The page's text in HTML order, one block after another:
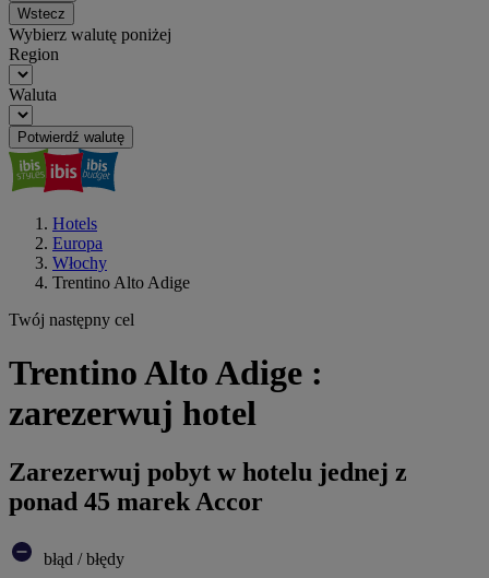
Wstecz
Wybierz walutę poniżej
Region
Waluta
Potwierdź walutę
Hotels
Europa
Włochy
Trentino Alto Adige
Twój następny cel
Trentino Alto Adige :
zarezerwuj hotel
Zarezerwuj pobyt w hotelu jednej z
ponad 45 marek Accor
błąd / błędy